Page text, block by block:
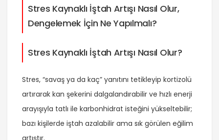
Stres Kaynaklı İştah Artışı Nasıl Olur,
Dengelemek İçin Ne Yapılmalı?
Stres Kaynaklı İştah Artışı Nasıl Olur?
Stres, “savaş ya da kaç” yanıtını tetikleyip kortizolü
artırarak kan şekerini dalgalandırabilir ve hızlı enerji
arayışıyla tatlı ile karbonhidrat isteğini yükseltebilir;
bazı kişilerde iştah azalabilir ama sık görülen eğilim
artıştır.